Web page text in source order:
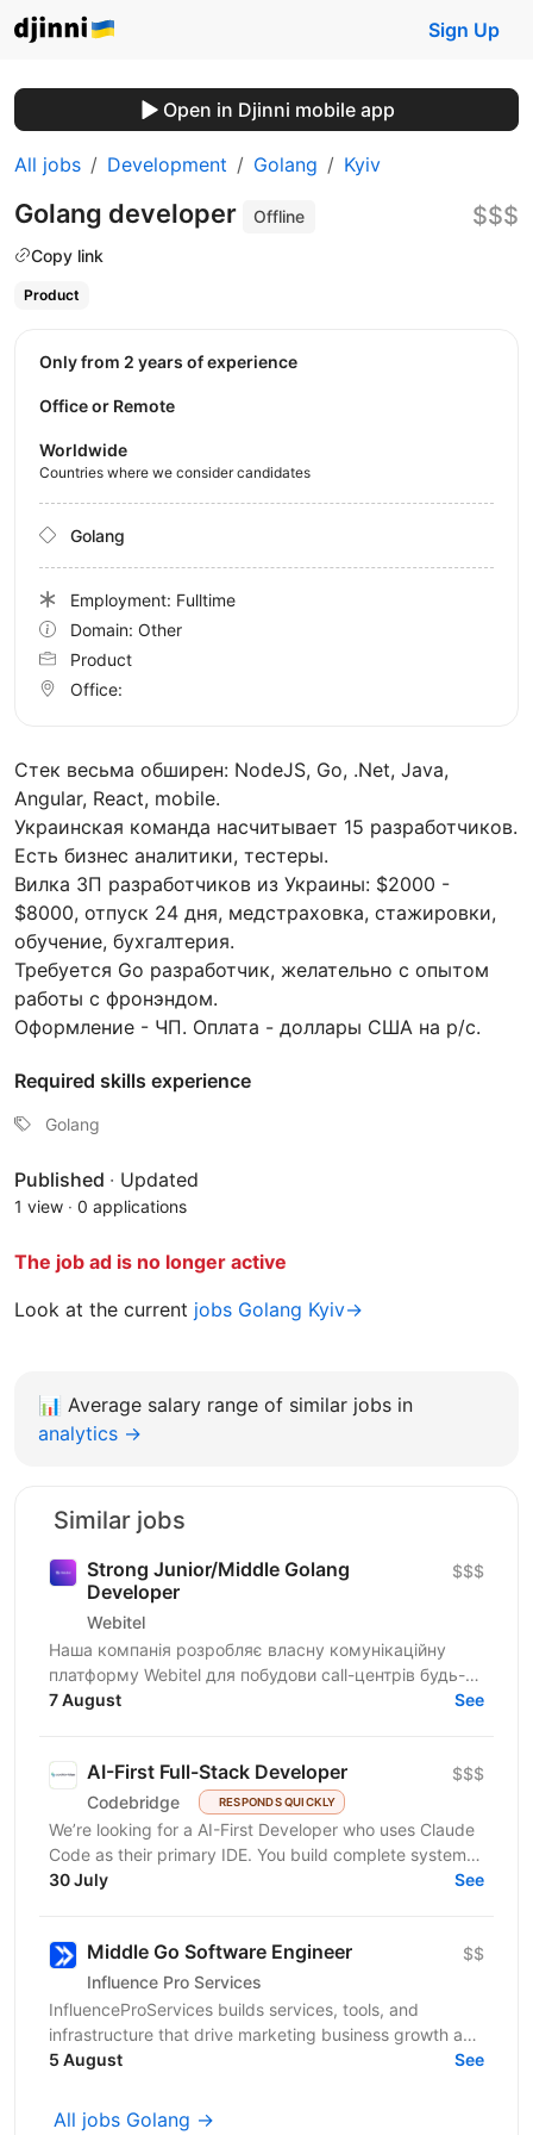
Sign Up
Open in Djinni mobile app
All jobs Development Golang Kyiv
Golang developer
Offline
Copy link
$$$
Product
Стек весьма обширен: NodeJS, Go, .Net, Java,
Angular, React, mobile.
Украинская команда насчитывает 15 разработчиков.
Есть бизнес аналитики, тестеры.
Вилка ЗП разработчиков из Украины: $2000 -
$8000, отпуск 24 дня, медстраховка, стажировки,
обучение, бухгалтерия.
Требуется Go разработчик, желательно с опытом
работы с фронэндом.
Оформление - ЧП. Оплата - доллары США на р/с.
Required skills experience
Golang
Published · Updated
1 view · 0 applications
The job ad is no longer active
Look at the current jobs Golang Kyiv→
Only from 2 years of experience
Office or Remote
Worldwide
Countries where we consider candidates
Golang
Employment: Fulltime
Domain: Other
Product
Office:
📊 Average salary range of similar jobs in
analytics →
Similar jobs
Strong Junior/Middle Golang
Developer
Webitel
$$$
Наша компанія розробляє власну комунікаційну
платформу Webitel для побудови call-центрів будь-
якого рівня складності. Ми забезпечуємо повний
7 August See
AI-First Full-Stack Developer
Codebridge RESPONDS QUICKLY
$$$
We’re looking for a AI-First Developer who uses Claude
Code as their primary IDE. You build complete systems
from schema to deploy, understand agentic loops...
30 July See
Middle Go Software Engineer
Influence Pro Services
$$
InfluenceProServices builds services, tools, and
infrastructure that drive marketing business growth and
help teams scale efficiently. Every day, we tackle...
5 August See
All jobs Golang →